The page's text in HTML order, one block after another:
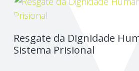
Resgate da Dignidade
Sistema Prisional